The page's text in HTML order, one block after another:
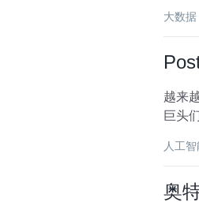
大数据
越来
巨头
人工
奥